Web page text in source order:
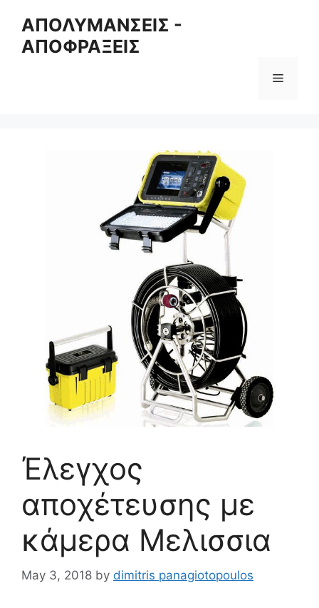
content
ΑΠΟΛΥΜΑΝΣΕΙΣ -
ΑΠΟΦΡΑΞΕΙΣ
Menu
Έλεγχος
αποχέτευσης με
κάμερα Μελισσια
May 3, 2018 by dimitris panagiotopoulos